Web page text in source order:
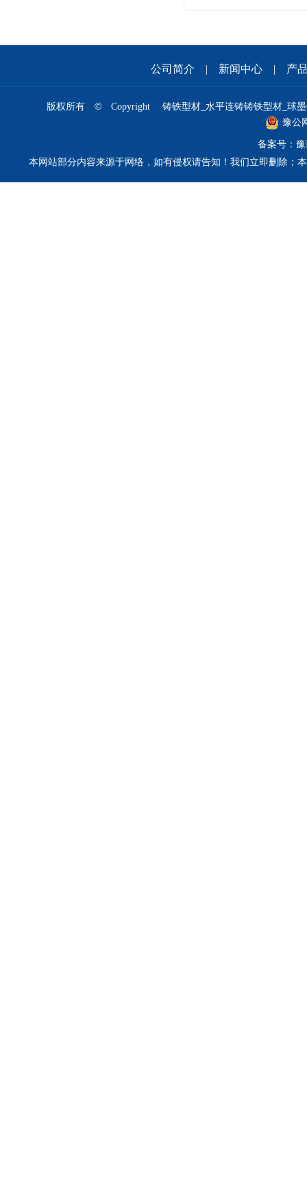
公司简介 | 新闻中心| 产
版权所有 © Copyright 铸铁型材_水平连铸铸铁型材_球
豫公
备案号： 豫
本网站部分内容来源于网络，如有侵权请告知！我们立即删除；